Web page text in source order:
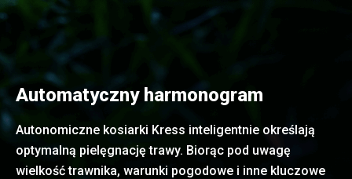
Automatyczny harmonogram
Autonomiczne kosiarki Kress inteligentnie określają
optymalną pielęgnację trawy. Biorąc pod uwagę
wielkość trawnika, warunki pogodowe i inne kluczowe